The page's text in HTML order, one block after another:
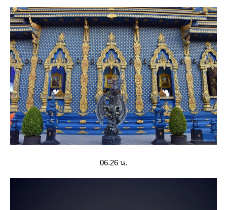
06.26 น.